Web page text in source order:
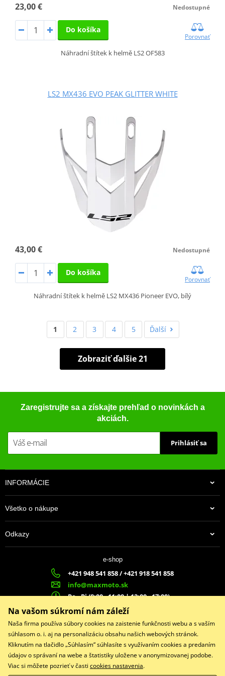
23,00 € Nedostupné
Do košíka
Porovnať
Náhradní štítek k helmě LS2 OF583
LS2 MX436 EVO PEAK GLITTER WHITE
43,00 € Nedostupné
Do košíka
Porovnať
Náhradní štítek k helmě LS2 MX436 Pioneer EVO, bílý
1 2 3 4 5 Ďalší
Zobraziť ďalšie 21
Zaregistrujte sa a získajte prehľad o novinkách a
akciách.
Prihlásiť sa
INFORMÁCIE
Všetko o nákupe
Odkazy
e-shop
+421 948 541 858 / +421 918 541 858
info@maxmoto.sk
Po - Pi (8:00 - 11:00 | 12:00 - 17:00)
MAX
MOTO s.r.o.
Slovenských dobrovoľníkov 1439
022 01 Čadca
Facebook
Na vašom súkromí nám záleží
Naša firma používa súbory cookies na zaistenie funkčnosti webu a s vaším
súhlasom o. i. aj na personalizáciu obsahu našich webových stránok.
Kliknutím na tlačidlo „Súhlasím“ súhlasíte s využívaním cookies a predaním
údajov o správaní na webe a štatistiky uložene v anonymizovanej podobe.
Viac si môžete pozrieť v časti cookies nastavenia.